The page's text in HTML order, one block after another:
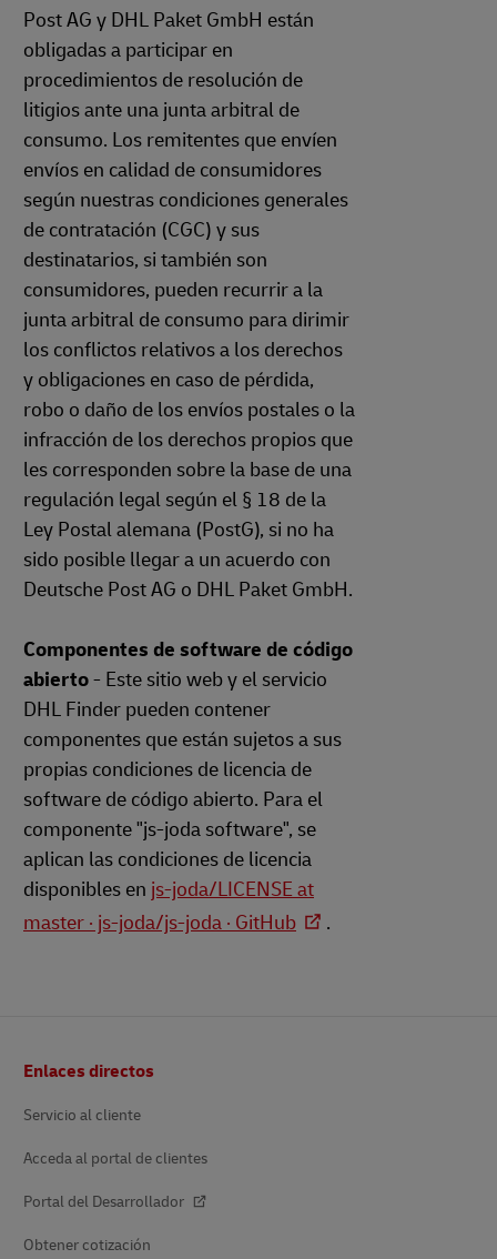
Post AG y DHL Paket GmbH están
obligadas a participar en
procedimientos de resolución de
litigios ante una junta arbitral de
consumo. Los remitentes que envíen
envíos en calidad de consumidores
según nuestras condiciones generales
de contratación (CGC) y sus
destinatarios, si también son
consumidores, pueden recurrir a la
junta arbitral de consumo para dirimir
los conflictos relativos a los derechos
y obligaciones en caso de pérdida,
robo o daño de los envíos postales o la
infracción de los derechos propios que
les corresponden sobre la base de una
regulación legal según el § 18 de la
Ley Postal alemana (PostG), si no ha
sido posible llegar a un acuerdo con
Deutsche Post AG o DHL Paket GmbH.
Componentes de software de código
abierto- Este sitio web y el servicio
DHL Finder pueden contener
componentes que están sujetos a sus
propias condiciones de licencia de
software de código abierto. Para el
componente "js-joda software", se
aplican las condiciones de licencia
disponibles en js-joda/LICENSE at
master · js-joda/js-joda · GitHub
.
de
Enlaces directos
Servicio al cliente
Acceda al portal de clientes
Portal del Desarrollador
Obtener cotización